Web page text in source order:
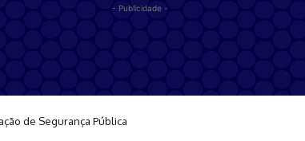
- Publicidade -
de Segurança Pública